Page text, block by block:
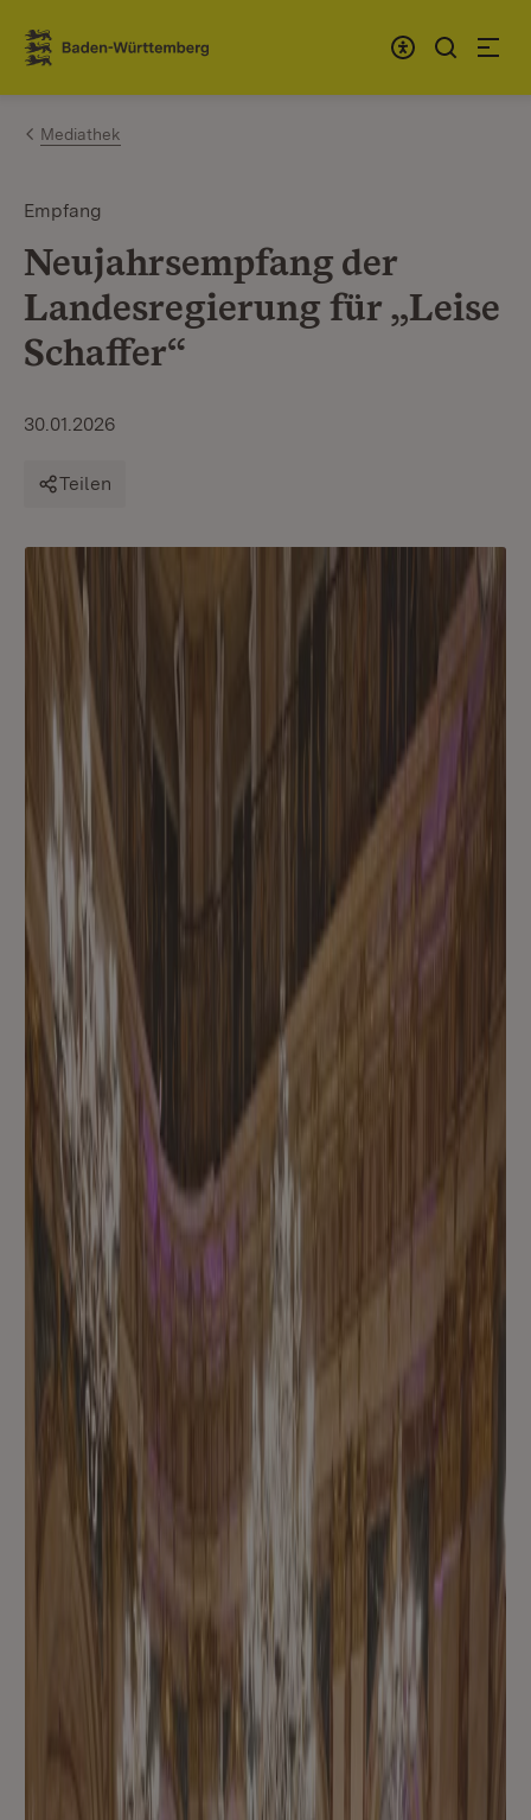
Zum Inhalt springen
Link zur Startseite
Mediathek
Empfang
Neujahrsempfang der
Landesregierung für „Leise
Schaffer“
30.01.2026
Teilen